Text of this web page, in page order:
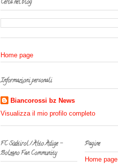
Cerca nel blog
Home page
Informazioni personali
Biancorossi bz News
Visualizza il mio profilo completo
FC Südtirol / Alto Adige -
Bolzano Fan Community
Pagine
Home page